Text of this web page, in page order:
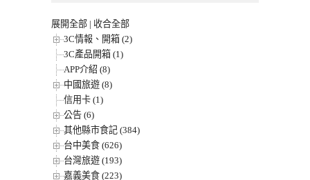
展開全部 | 收合全部
3C情報、開箱 (2)
3C產品開箱 (1)
APP介紹 (8)
中國旅遊 (8)
信用卡 (1)
公告 (6)
其他縣市食記 (384)
台中美食 (626)
台灣旅遊 (193)
嘉義美食 (223)